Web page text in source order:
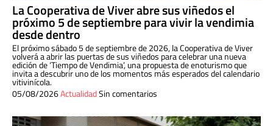
La Cooperativa de Viver abre sus viñedos el
próximo 5 de septiembre para vivir la vendimia
desde dentro
El próximo sábado 5 de septiembre de 2026, la Cooperativa de Viver
volverá a abrir las puertas de sus viñedos para celebrar una nueva
edición de ‘Tiempo de Vendimia’, una propuesta de enoturismo que
invita a descubrir uno de los momentos más esperados del calendario
vitivinícola.
05/08/2026ActualidadSin comentarios